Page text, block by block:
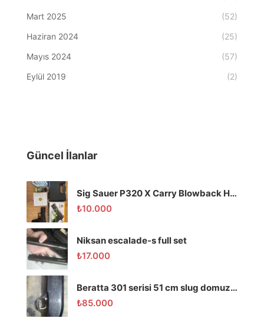
Mart 2025
(52)
Haziran 2024
(25)
Mayıs 2024
(57)
Eylül 2019
(2)
Güncel İlanlar
Sig Sauer P320 X Carry Blowback Havalı Tabanca
₺10.000
Niksan escalade-s full set
₺17.000
Beratta 301 serisi 51 cm slug domuz tüfeği
₺85.000